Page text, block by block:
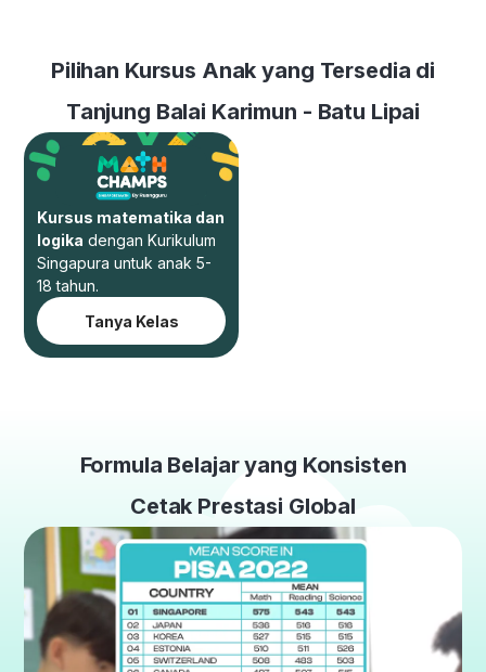
Pilihan Kursus Anak yang Tersedia di
Tanjung Balai Karimun - Batu Lipai
Kursus matematika dan
logika dengan Kurikulum
Singapura untuk anak 5-
18 tahun.
Tanya Kelas
Formula Belajar yang Konsisten
Cetak Prestasi Global